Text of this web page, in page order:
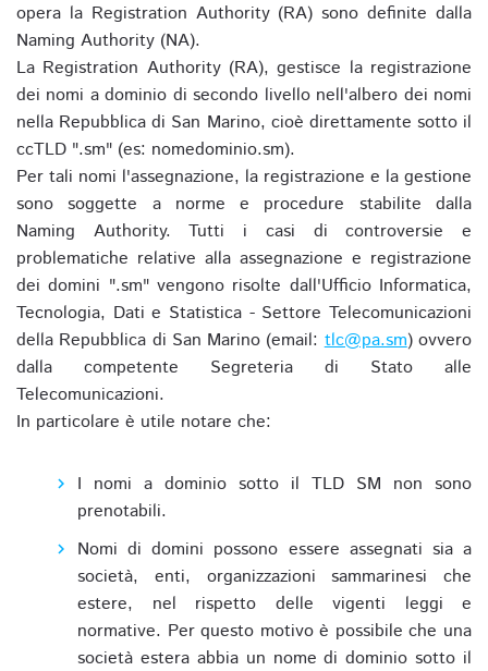
opera la Registration Authority (RA) sono definite dalla
Naming Authority (NA).
La Registration Authority (RA), gestisce la registrazione
dei nomi a dominio di secondo livello nell'albero dei nomi
nella Repubblica di San Marino, cioè direttamente sotto il
ccTLD ".sm" (es: nomedominio.sm).
Per tali nomi l'assegnazione, la registrazione e la gestione
sono soggette a norme e procedure stabilite dalla
Naming Authority. Tutti i casi di controversie e
problematiche relative alla assegnazione e registrazione
dei domini ".sm" vengono risolte dall'Ufficio Informatica,
Tecnologia, Dati e Statistica - Settore Telecomunicazioni
della Repubblica di San Marino (email:tlc@pa.sm) ovvero
dalla competente Segreteria di Stato alle
Telecomunicazioni.
In particolare è utile notare che:
I nomi a dominio sotto il TLD SM non sono
prenotabili.
Nomi di domini possono essere assegnati sia a
società, enti, organizzazioni sammarinesi che
estere, nel rispetto delle vigenti leggi e
normative. Per questo motivo è possibile che una
società estera abbia un nome di dominio sotto il